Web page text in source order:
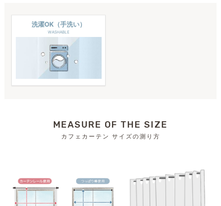
洗濯OK（手洗い）
WASHABLE
MEASURE OF THE SIZE
カフェカーテン サイズの測り方